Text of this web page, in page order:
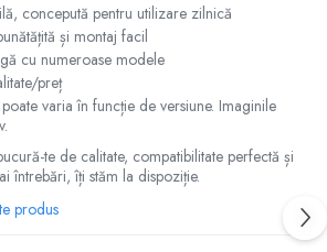
concepută pentru utilizare zilnică
și montaj facil
cu numeroase modele
preț
varia în funcție de versiune. Imaginile
te de calitate, compatibilitate perfectă și
întrebări, îți stăm la dispoziție.
produs